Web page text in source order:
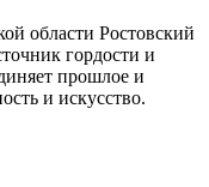
области Ростовский
гордости и
прошлое и
и искусство.